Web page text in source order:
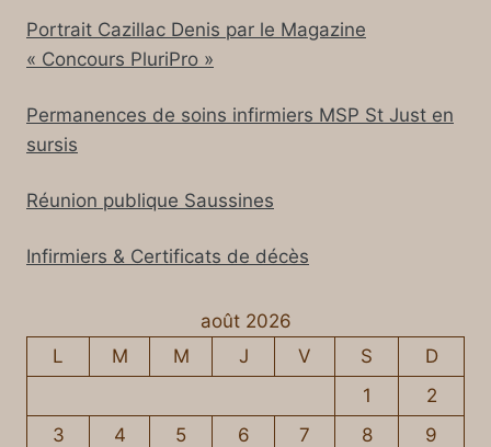
Portrait Cazillac Denis par le Magazine
« Concours PluriPro »
Permanences de soins infirmiers MSP St Just en
sursis
Réunion publique Saussines
Infirmiers & Certificats de décès
août 2026
L
M M J V S
D
1
2
3
4 5 6 7 8
9